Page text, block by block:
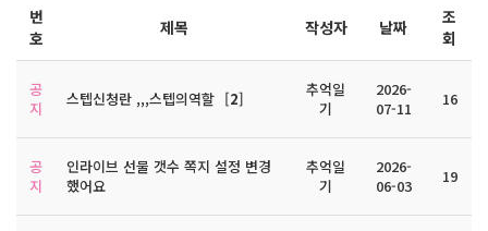
번
호
제목 작성자 날짜
조
회
공
지
스텝신청란 ,,,스텝의역할 [2]
추억일
기
2026-
07-11
16
공
지
인라이브 선물 갯수 쪽지 설정 변경
했어요
추억일
기
2026-
06-03
19